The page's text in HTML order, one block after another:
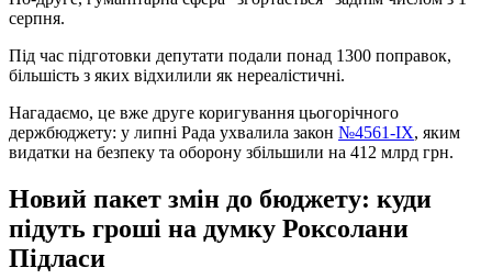
серпня.
Під час підготовки депутати подали понад 1300 поправок,
більшість з яких відхилили як нереалістичні.
Нагадаємо, це вже друге коригування цьогорічного
держбюджету: у липні Рада ухвалила закон №4561-IX, яким
видатки на безпеку та оборону збільшили на 412 млрд грн.
Новий пакет змін до бюджету: куди
підуть гроші на думку Роксолани
Підласи